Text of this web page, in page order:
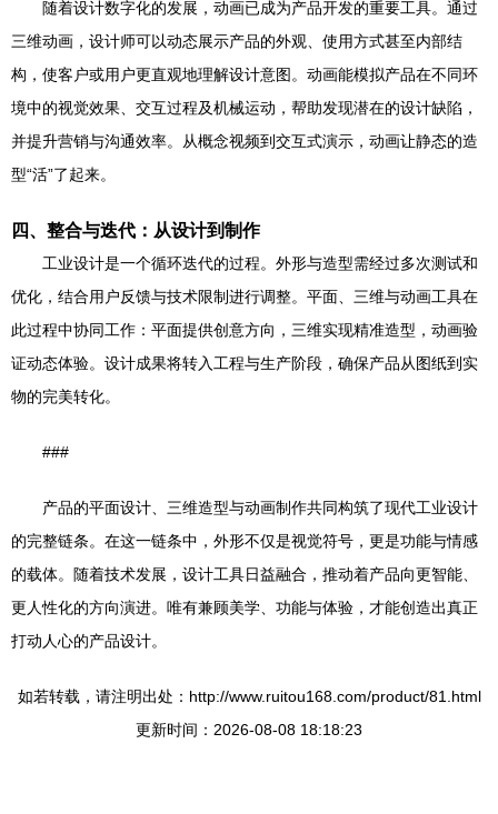
随着设计数字化的发展，动画已成为产品开发的重要工具。通过
三维动画，设计师可以动态展示产品的外观、使用方式甚至内部结
构，使客户或用户更直观地理解设计意图。动画能模拟产品在不同环
境中的视觉效果、交互过程及机械运动，帮助发现潜在的设计缺陷，
并提升营销与沟通效率。从概念视频到交互式演示，动画让静态的造
型“活”了起来。
四、整合与迭代：从设计到制作
工业设计是一个循环迭代的过程。外形与造型需经过多次测试和
优化，结合用户反馈与技术限制进行调整。平面、三维与动画工具在
此过程中协同工作：平面提供创意方向，三维实现精准造型，动画验
证动态体验。设计成果将转入工程与生产阶段，确保产品从图纸到实
物的完美转化。
###
产品的平面设计、三维造型与动画制作共同构筑了现代工业设计
的完整链条。在这一链条中，外形不仅是视觉符号，更是功能与情感
的载体。随着技术发展，设计工具日益融合，推动着产品向更智能、
更人性化的方向演进。唯有兼顾美学、功能与体验，才能创造出真正
打动人心的产品设计。
如若转载，请注明出处：http://www.ruitou168.com/product/81.html
更新时间：2026-08-08 18:18:23